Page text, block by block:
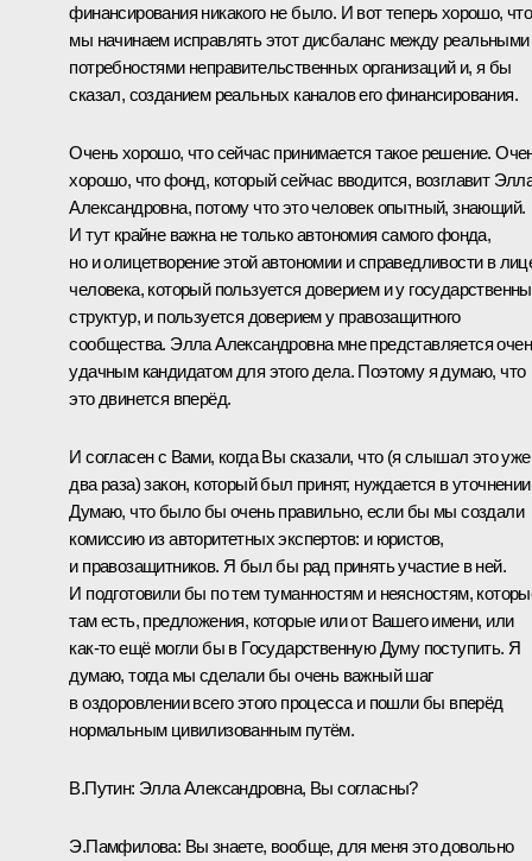
финансирования никакого не было. И вот теперь хорошо, что
мы начинаем исправлять этот дисбаланс между реальными
потребностями неправительственных организаций и, я бы
сказал, созданием реальных каналов его финансирования.
Очень хорошо, что сейчас принимается такое решение.
хорошо, что фонд, который сейчас вводится, возглавит
Александровна, потому что это человек опытный, знающий.
И тут крайне важна не только автономия самого фонда,
но и олицетворение этой автономии и справедливости в
человека, который пользуется доверием и у
структур, и пользуется доверием у правозащитного
сообщества. Элла Александровна мне представляется
удачным кандидатом для этого дела. Поэтому я думаю, что
это двинется вперёд.
И согласен с Вами, когда Вы сказали, что (я слышал это уже
два раза) закон, который был принят, нуждается в
Думаю, что было бы очень правильно, если бы мы создали
комиссию из авторитетных экспертов: и юристов,
и правозащитников. Я был бы рад принять участие в ней.
И подготовили бы по тем туманностям и неясностям,
там есть, предложения, которые или от Вашего имени, или
как‑то ещё могли бы в Государственную Думу поступить. Я
думаю, тогда мы сделали бы очень важный шаг
в оздоровлении всего этого процесса и пошли бы вперёд
нормальным цивилизованным путём.
В.Путин: Элла Александровна, Вы согласны?
Э.Памфилова: Вы знаете, вообще, для меня это довольно